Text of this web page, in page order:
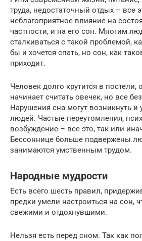
труда, недостаточный отдых – все
неблагоприятное влияние на
частности, и на его сон. Многим
сталкиваться с такой проблемой,
бы и хочется спать, но сон, как
приходит.
Человек долго крутится в постели,
начинает считать овечек, но все
Нарушения сна могут возникнуть
людей. Частые переутомления,
возбуждение – все это, так или
Бессоннице больше подвержены
занимаются умственным трудом.
Народные мудрости
Есть всего шесть правил,
предки умели настроиться на сон,
свежими и отдохнувшими.
Нельзя есть перед сном. Так как